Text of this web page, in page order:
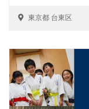
東京都 台東区